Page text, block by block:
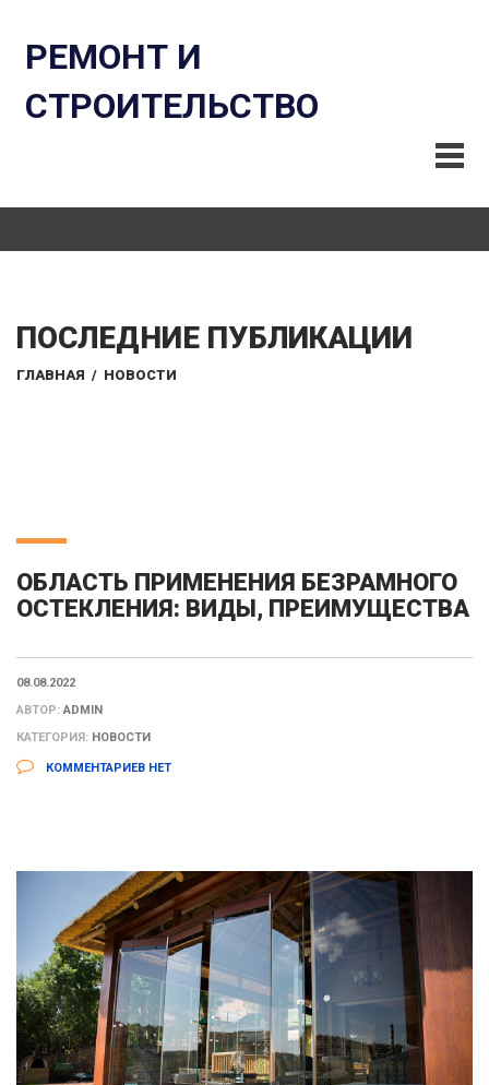
РЕМОНТ И
СТРОИТЕЛЬСТВО
ПОСЛЕДНИЕ ПУБЛИКАЦИИ
ГЛАВНАЯ / НОВОСТИ
ОБЛАСТЬ ПРИМЕНЕНИЯ БЕЗРАМНОГО
ОСТЕКЛЕНИЯ: ВИДЫ, ПРЕИМУЩЕСТВА
08.08.2022
АВТОР:ADMIN
КАТЕГОРИЯ: НОВОСТИ
КОММЕНТАРИЕВ НЕТ